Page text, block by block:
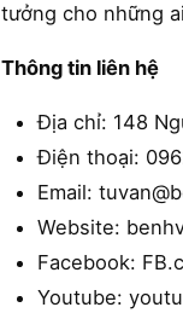
tưởng cho những
Thông tin liên hệ
Địa chỉ: 148
Điện thoại:
Email:
Website:
Facebook:
Youtube: